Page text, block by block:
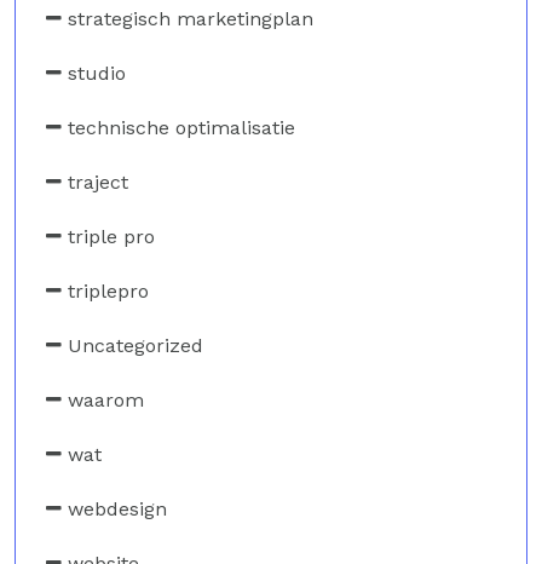
strategisch marketingplan
studio
technische optimalisatie
traject
triple pro
triplepro
Uncategorized
waarom
wat
webdesign